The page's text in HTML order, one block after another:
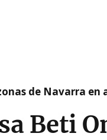
de Navarra
Beti